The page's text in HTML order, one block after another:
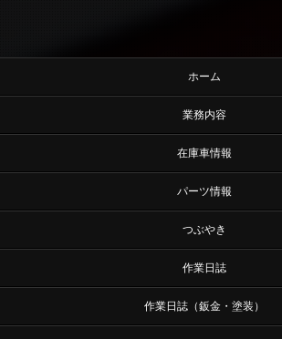
ホーム
業務内容
在庫車情報
パーツ情報
つぶやき
作業日誌
作業日誌（鈑金・塗装）